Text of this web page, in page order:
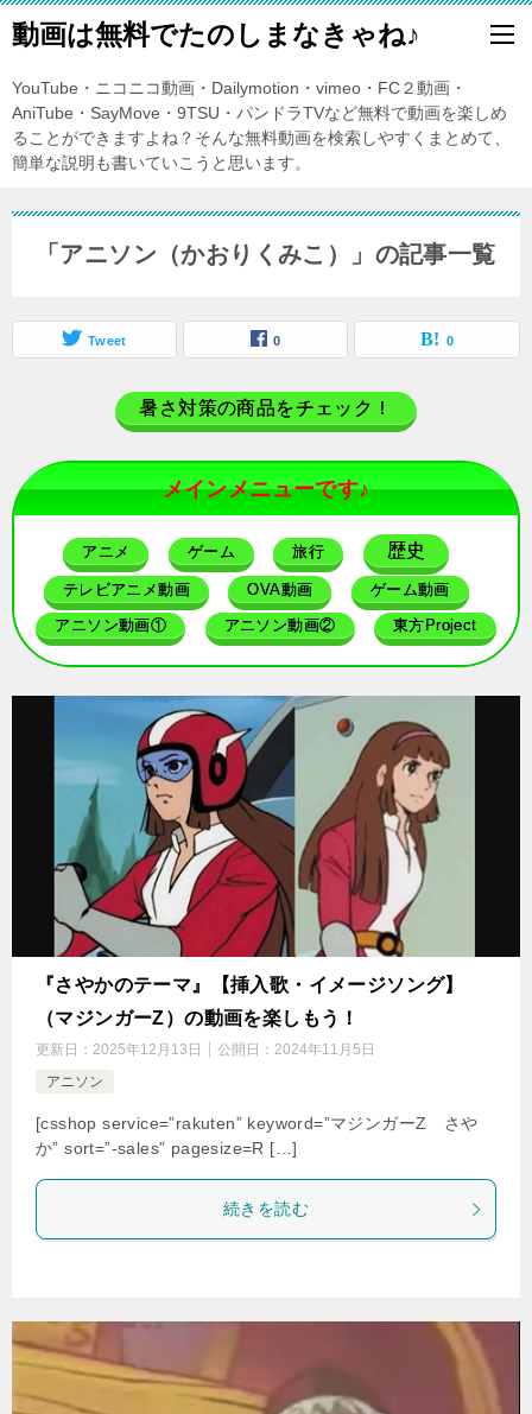
動画は無料でたのしまなきゃね♪
YouTube・ニコニコ動画・Dailymotion・vimeo・FC２動画・
AniTube・SayMove・9TSU・パンドラTVなど無料で動画を楽しめ
ることができますよね？そんな無料動画を検索しやすくまとめて、
簡単な説明も書いていこうと思います。
「アニソン（かおりくみこ）」の記事一覧
Tweet 0 0
暑さ対策の商品をチェック！
メインメニューです♪
アニメ ゲーム 旅行 歴史
テレビアニメ動画 OVA動画 ゲーム動画
アニソン動画① アニソン動画② 東方Project
『さやかのテーマ』【挿入歌・イメージソング】
（マジンガーZ）の動画を楽しもう！
更新日： 2025年12月13日 公開日： 2024年11月5日
アニソン
[csshop service=”rakuten” keyword=”マジンガーZ さや
か” sort=”-sales” pagesize=R […]
続きを読む